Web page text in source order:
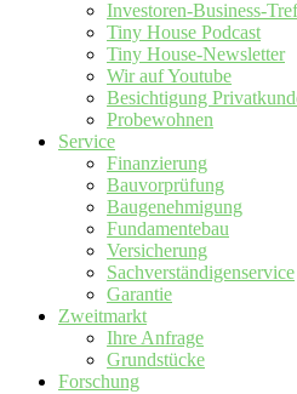
Investoren-Business-
Tiny House Podcast
Tiny House-Newsletter
Wir auf Youtube
Besichtigung
Probewohnen
Service
Finanzierung
Bauvorprüfung
Baugenehmigung
Fundamentebau
Versicherung
Sachverständigenservice
Garantie
Zweitmarkt
Ihre Anfrage
Grundstücke
Forschung